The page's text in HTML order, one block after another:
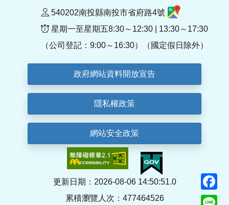
540202南投縣南投市省府路4號
星期一至星期五8:30～12:30 | 13:30～17:30
（公司登記：9:00～16:30）（國定假日除外）
政府網站資料開放宣告
隱私權政策
網站安全政策
更新日期：2026-08-06 14:50:51.0
累積瀏覽人次：477464526